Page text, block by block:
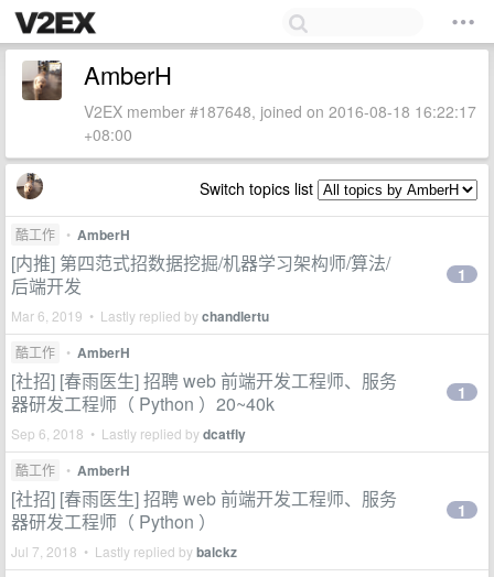
AmberH
V2EX member #187648, joined on 2016-08-18 16:22:17
+08:00
Switch topics list
酷工作 • AmberH
[内推] 第四范式招数据挖掘/机器学习架构师/算法/
后端开发
Mar 6, 2019 • Lastly replied bychandlertu
1
酷工作 • AmberH
[社招] [春雨医生] 招聘 web 前端开发工程师、服务
器研发工程师（ Python ）20~40k
Sep 6, 2018 • Lastly replied bydcatfly
1
酷工作 • AmberH
[社招] [春雨医生] 招聘 web 前端开发工程师、服务
器研发工程师（ Python ）
Jul 7, 2018 • Lastly replied bybalckz
1